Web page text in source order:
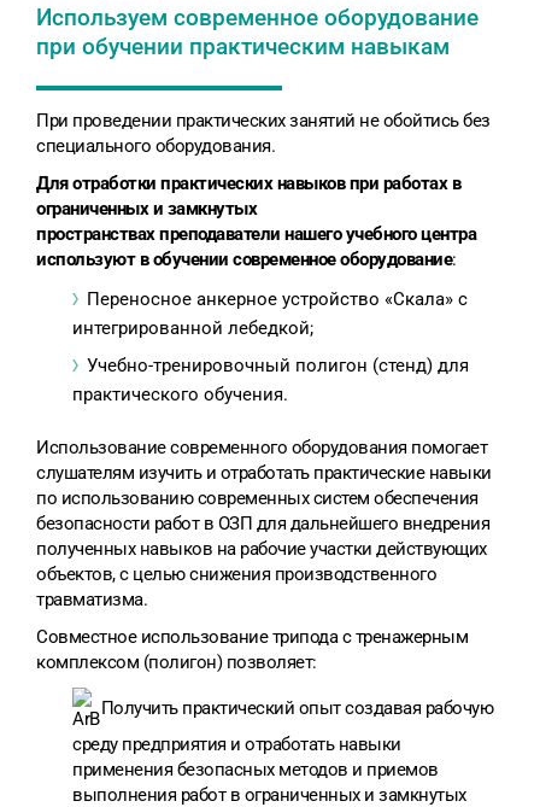
Используем современное оборудование
при обучении практическим навыкам
При проведении практических занятий не обойтись без
специального оборудования.
Для отработки практических навыков при работах в
ограниченных и замкнутых
пространствахпреподаватели нашего учебного центра
используют в обучении современное оборудование:
Переносное анкерное устройство «Скала» с
интегрированной лебедкой;
Учебно-тренировочный полигон (стенд) для
практического обучения.
Использование современного оборудования помогает
слушателям изучить и отработать практические навыки
по использованию современных систем обеспечения
безопасности работ в ОЗП для дальнейшего внедрения
полученных навыков на рабочие участки действующих
объектов, с целью снижения производственного
травматизма.
Совместное использование трипода с тренажерным
комплексом (полигон) позволяет:
Получить практический опыт создавая рабочую
среду предприятия и отработать навыки
применения безопасных методов и приемов
выполнения работ в ограниченных и замкнутых